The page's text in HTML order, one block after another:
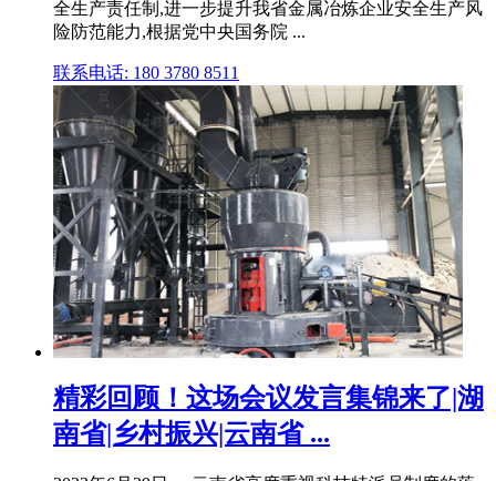
全生产责任制,进一步提升我省金属冶炼企业安全生产风
险防范能力,根据党中央国务院 ...
联系电话: 180 3780 8511
精彩回顾！这场会议发言集锦来了|湖
南省|乡村振兴|云南省 ...